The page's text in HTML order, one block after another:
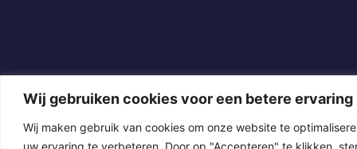
Wij gebruiken cookies voor een betere ervaring
Wij maken gebruik van cookies om onze website te
uw ervaring te verbeteren. Door op "Accepteren" te klikken,